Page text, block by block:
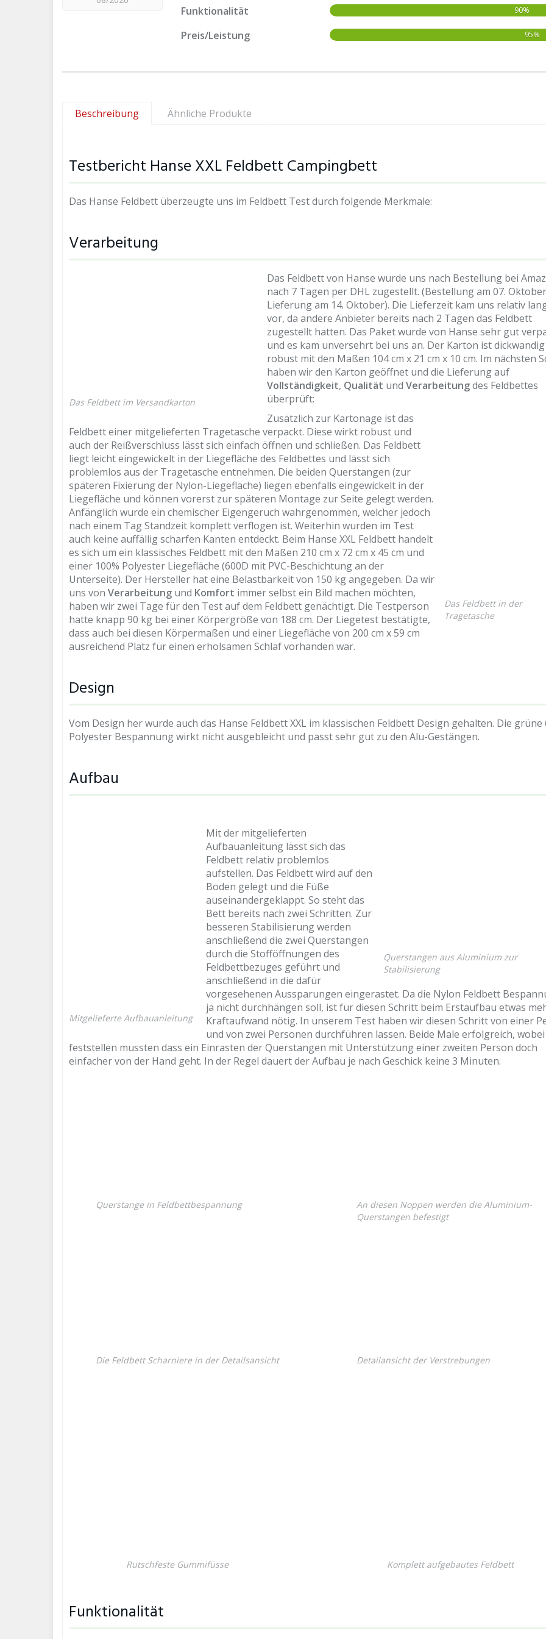
Funktionalität 90%
Preis/Leistung 95%
Beschreibung Ähnliche Produkte
Testbericht Hanse XXL Feldbett Campingbett
Das Hanse Feldbett überzeugte uns im Feldbett Test durch folgende Merkmale:
Verarbeitung
Das Feldbett im Versandkarton
Das Feldbett von Hanse wurde uns nach Bestellung bei
nach 7 Tagen per DHL zugestellt. (Bestellung am 07.
Lieferung am 14. Oktober). Die Lieferzeit kam uns relativ
vor, da andere Anbieter bereits nach 2 Tagen das Feldbett
zugestellt hatten. Das Paket wurde von Hanse sehr gut
und es kam unversehrt bei uns an. Der Karton ist
robust mit den Maßen 104 cm x 21 cm x 10 cm. Im nächsten
haben wir den Karton geöffnet und die Lieferung auf
Vollständigkeit, Qualität und Verarbeitungdes Feldbettes
überprüft:
Das Feldbett in der
Tragetasche
Zusätzlich zur Kartonage ist das
Feldbett einer mitgelieferten Tragetasche verpackt. Diese wirkt robust und
auch der Reißverschluss lässt sich einfach öffnen und schließen. Das Feldbett
liegt leicht eingewickelt in der Liegefläche des Feldbettes und lässt sich
problemlos aus der Tragetasche entnehmen. Die beiden Querstangen (zur
späteren Fixierung der Nylon-Liegefläche) liegen ebenfalls eingewickelt in der
Liegefläche und können vorerst zur späteren Montage zur Seite gelegt werden.
Anfänglich wurde ein chemischer Eigengeruch wahrgenommen, welcher jedoch
nach einem Tag Standzeit komplett verflogen ist. Weiterhin wurden im Test
auch keine auffällig scharfen Kanten entdeckt. Beim Hanse XXL Feldbett handelt
es sich um ein klassisches Feldbett mit den Maßen 210 cm x 72 cm x 45 cm und
einer 100% Polyester Liegefläche (600D mit PVC-Beschichtung an der
Unterseite). Der Hersteller hat eine Belastbarkeit von 150 kg angegeben. Da wir
uns von Verarbeitung und Komfort immer selbst ein Bild machen möchten,
haben wir zwei Tage für den Test auf dem Feldbett genächtigt. Die Testperson
hatte knapp 90 kg bei einer Körpergröße von 188 cm. Der Liegetest bestätigte,
dass auch bei diesen Körpermaßen und einer Liegefläche von 200 cm x 59 cm
ausreichend Platz für einen erholsamen Schlaf vorhanden war.
Design
Vom Design her wurde auch das Hanse Feldbett XXL im klassischen Feldbett Design gehalten. Die grüne
Polyester Bespannung wirkt nicht ausgebleicht und passt sehr gut zu den Alu-Gestängen.
Aufbau
Mitgelieferte Aufbauanleitung
Querstangen aus Aluminium zur
Stabilisierung
Mit der mitgelieferten
Aufbauanleitung lässt sich das
Feldbett relativ problemlos
aufstellen. Das Feldbett wird auf den
Boden gelegt und die Füße
auseinandergeklappt. So steht das
Bett bereits nach zwei Schritten. Zur
besseren Stabilisierung werden
anschließend die zwei Querstangen
durch die Stofföffnungen des
Feldbettbezuges geführt und
anschließend in die dafür
vorgesehenen Aussparungen eingerastet. Da die Nylon Feldbett
ja nicht durchhängen soll, ist für diesen Schritt beim Erstaufbau etwas
Kraftaufwand nötig. In unserem Test haben wir diesen Schritt von einer
und von zwei Personen durchführen lassen. Beide Male erfolgreich,
feststellen mussten dass ein Einrasten der Querstangen mit Unterstützung einer zweiten Person doch
einfacher von der Hand geht. In der Regel dauert der Aufbau je nach Geschick keine 3 Minuten.
Querstange in Feldbettbespannung
An diesen Noppen werden die Aluminium-
Querstangen befestigt
Die Feldbett Scharniere in der Detailsansicht Detailansicht der Verstrebungen
Rutschfeste Gummifüsse Komplett aufgebautes Feldbett
Funktionalität